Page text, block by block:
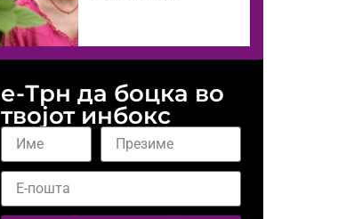
е-Трн да боцка во
твојот инбокс